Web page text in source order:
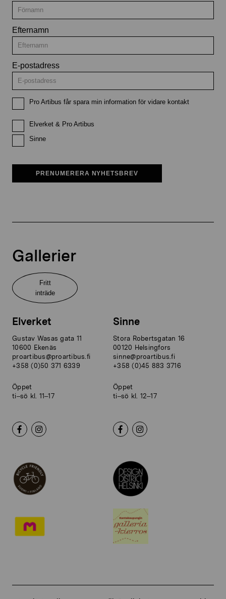
Efternamn
E-postadress
Pro Artibus får spara min information för vidare kontakt
Elverket & Pro Artibus
Sinne
PRENUMERERA NYHETSBREV
Gallerier
Fritt
inträde
Elverket
Gustav Wasas gata 11
10600 Ekenäs
proartibus@proartibus.fi
+358 (0)50 371 6339
Öppet
ti–sö kl. 11–17
Sinne
Stora Robertsgatan 16
00120 Helsingfors
sinne@proartibus.fi
+358 (0)45 883 3716
Öppet
ti–sö kl. 12–17